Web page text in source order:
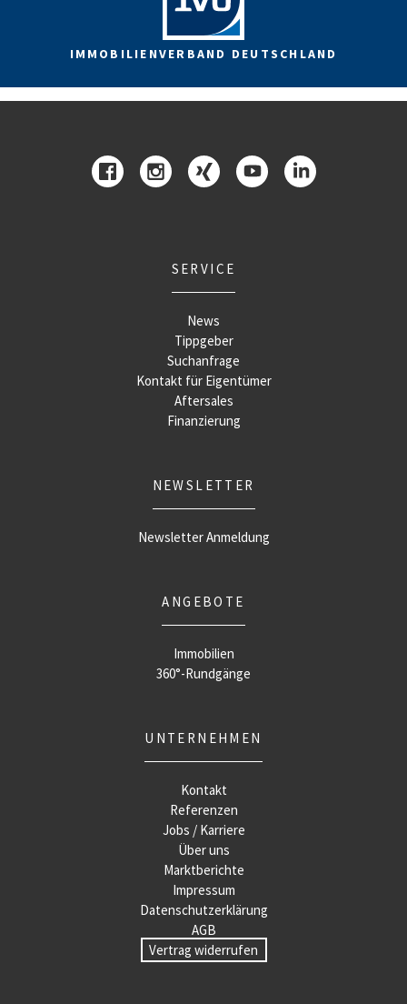
IMMOBILIENVERBAND DEUTSCHLAND
SERVICE
News
Tippgeber
Suchanfrage
Kontakt für Eigentümer
Aftersales
Finanzierung
NEWSLETTER
Newsletter Anmeldung
ANGEBOTE
Immobilien
360°-Rundgänge
UNTERNEHMEN
Kontakt
Referenzen
Jobs / Karriere
Über uns
Marktberichte
Impressum
Datenschutzerklärung
AGB
Vertrag widerrufen